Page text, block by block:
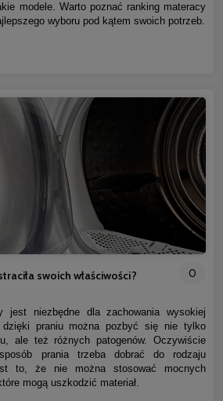
modele. Warto poznać ranking materacy
wyboru pod kątem swoich potrzeb.
swoich właściwości? 0
jest niezbędne dla zachowania wysokiej
praniu można pozbyć się nie tylko
ale też różnych patogenów. Oczywiście
prania trzeba dobrać do rodzaju
to, że nie można stosować mocnych
mogą uszkodzić materiał.